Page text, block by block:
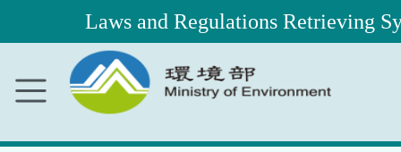
Laws and Regulations Retrieving